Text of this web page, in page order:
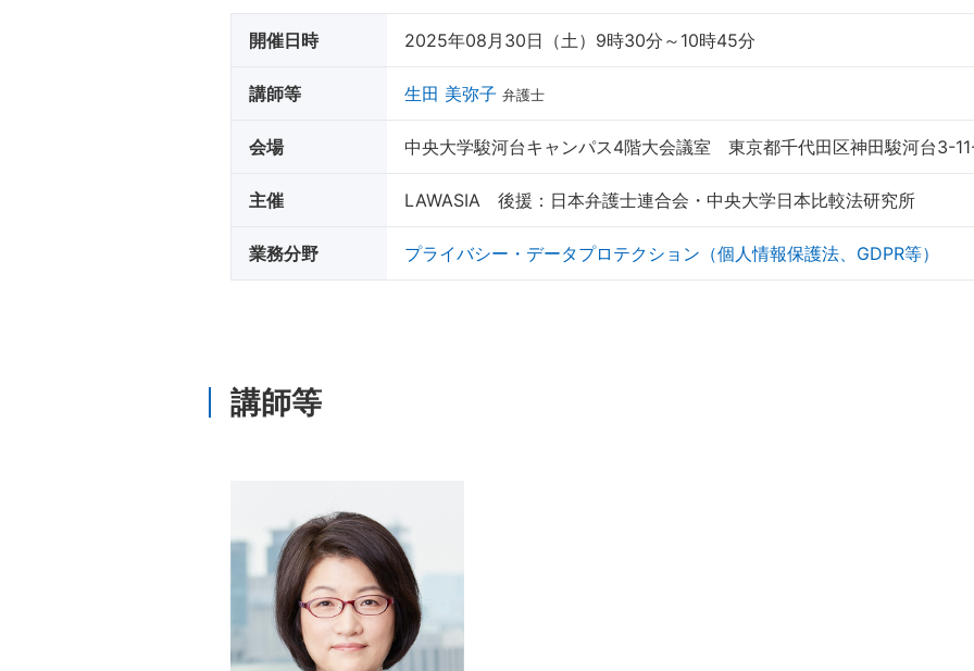
開催日時 2025年08月30日（土）9時30分～10時45分
講師等 生田 美弥子 弁護士
会場 中央大学駿河台キャンパス4階大会議室 東京都千代田区神田駿河台3-
主催 LAWASIA 後援：日本弁護士連合会・中央大学日本比較法研究所
業務分野 プライバシー・データプロテクション（個人情報保護法、GDPR等）
講師等